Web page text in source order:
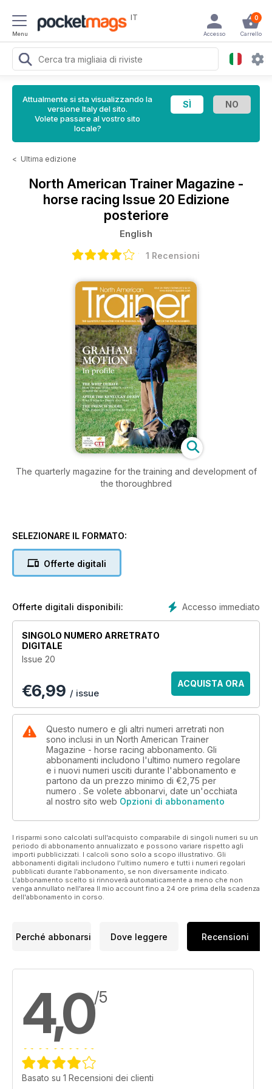
Menu
IT 0
Carrello
Accesso
Attualmente si sta visualizzando la
versione Italy del sito.
Volete passare al vostro sito
locale?
< Ultima edizione
North American Trainer Magazine -
horse racing Issue 20 Edizione
posteriore
English
1 Recensioni
The quarterly magazine for the training and development of
the thoroughbred
SELEZIONARE IL FORMATO:
Offerte digitali
Accesso immediato
Offerte digitali disponibili:
SINGOLO NUMERO ARRETRATO
DIGITALE
Issue 20
€6,99 / issue
ACQUISTA ORA
Questo numero e gli altri numeri arretrati non
sono inclusi in un North American Trainer
Magazine - horse racing abbonamento. Gli
abbonamenti includono l'ultimo numero regolare
e i nuovi numeri usciti durante l'abbonamento e
partono da un prezzo minimo di €2,75 per
numero . Se volete abbonarvi, date un'occhiata
al nostro sito web Opzioni di abbonamento
I risparmi sono calcolati sull'acquisto comparabile di singoli numeri su un
periodo di abbonamento annualizzato e possono variare rispetto agli
importi pubblicizzati. I calcoli sono solo a scopo illustrativo. Gli
abbonamenti digitali includono l'ultimo numero e tutti i numeri regolari
pubblicati durante l'abbonamento, se non diversamente indicato.
L'abbonamento scelto si rinnoverà automaticamente a meno che non
venga annullato nell'area Il mio account fino a 24 ore prima della scadenza
dell'abbonamento in corso.
Perché abbonarsi Dove leggere Recensioni
4,0/5
Basato su 1 Recensioni dei clienti